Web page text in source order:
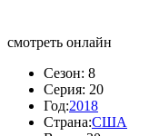
смотреть онлайн
Сезон: 8
Серия: 20
Год:2018
Страна:США